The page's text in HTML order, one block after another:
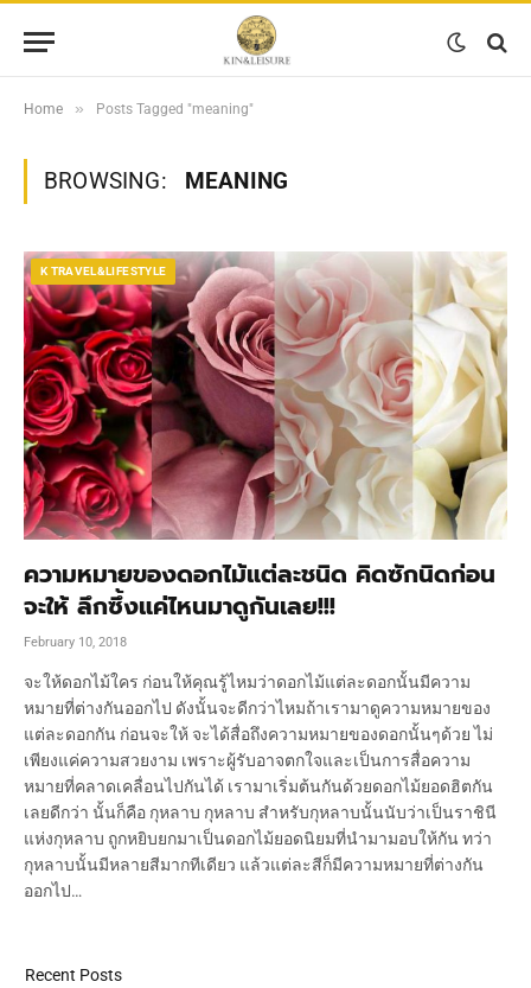
Home » Posts Tagged "meaning"
BROWSING: MEANING
K TRAVEL&LIFESTYLE
ความหมายของดอกไม้แต่ละชนิด คิดซักนิดก่อน
จะให้ ลึกซึ้งแค่ไหนมาดูกันเลย!!!
February 10, 2018
จะให้ดอกไม้ใคร ก่อนให้คุณรู้ไหมว่าดอกไม้แต่ละดอกนั้นมีความ
หมายที่ต่างกันออกไป ดังนั้นจะดีกว่าไหมถ้าเรามาดูความหมายของ
แต่ละดอกกัน ก่อนจะให้ จะได้สื่อถึงความหมายของดอกนั้นๆด้วย ไม่
เพียงแค่ความสวยงาม เพราะผู้รับอาจตกใจและเป็นการสื่อความ
หมายที่คลาดเคลื่อนไปกันได้ เรามาเริ่มต้นกันด้วยดอกไม้ยอดฮิตกัน
เลยดีกว่า นั้นก็คือ กุหลาบ กุหลาบ สำหรับกุหลาบนั้นนับว่าเป็นราชินี
แห่งกุหลาบ ถูกหยิบยกมาเป็นดอกไม้ยอดนิยมที่นำมามอบให้กัน ทว่า
กุหลาบนั้นมีหลายสีมากทีเดียว แล้วแต่ละสีก็มีความหมายที่ต่างกัน
ออกไป…
Recent Posts